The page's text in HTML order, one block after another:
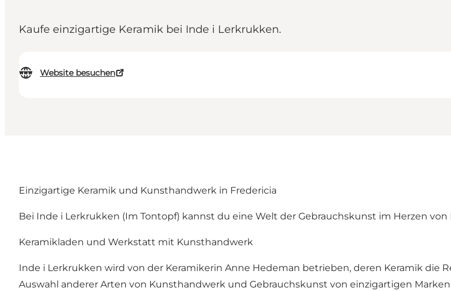
Kaufe einzigartige Keramik bei Inde i Lerkrukken.
Website besuchen
Einzigartige Keramik und Kunsthandwerk in Fredericia
Bei Inde i Lerkrukken (Im Tontopf) kannst du eine Welt der Gebrauchskunst im Herzen
Keramikladen und Werkstatt mit Kunsthandwerk
Inde i Lerkrukken wird von der Keramikerin Anne Hedeman betrieben, deren Keramik die
Auswahl anderer Arten von Kunsthandwerk und Gebrauchskunst von einzigartigen